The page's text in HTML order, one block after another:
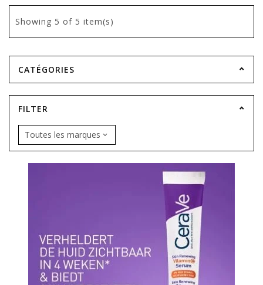
Showing 5 of 5 item(s)
CATÉGORIES
FILTER